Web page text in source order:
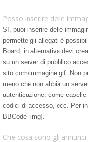
Posso inserire delle
Sì, puoi inserire delle
permette gli allegati è
Board; in alternativa devi
su un server di pubblico
sito.com/immagine.gif. Non
meno che non abbia un
autenticazione, come
codici di accesso, ecc. Per
BBCode [img].
Che cosa sono gli annunci